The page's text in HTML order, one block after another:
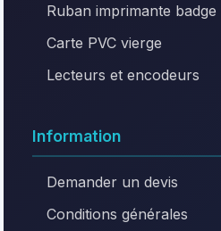
Ruban imprimante badge
Carte PVC vierge
Lecteurs et encodeurs
Information
Demander un devis
Conditions générales